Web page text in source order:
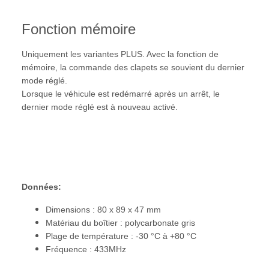
Fonction mémoire
Uniquement les variantes PLUS. Avec la fonction de
mémoire, la commande des clapets se souvient du dernier
mode réglé.
Lorsque le véhicule est redémarré après un arrêt, le
dernier mode réglé est à nouveau activé.
Données:
Dimensions : 80 x 89 x 47 mm
Matériau du boîtier : polycarbonate gris
Plage de température : -30 °C à +80 °C
Fréquence : 433MHz